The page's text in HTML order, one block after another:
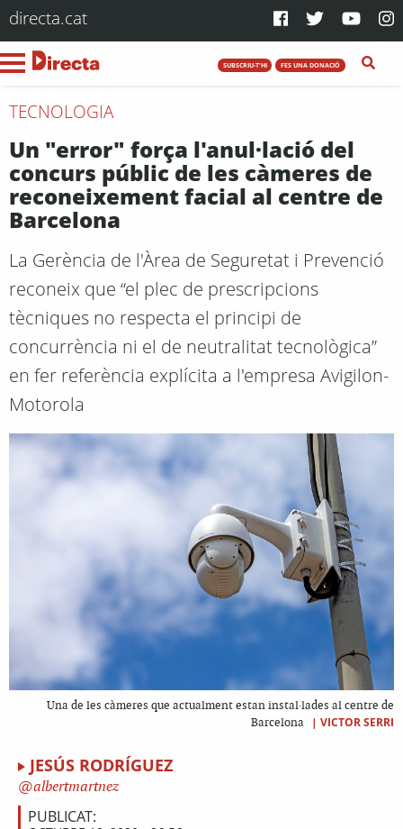
directa.cat
SUBSCRIU-T'HI FES UNA DONACIÓ
TECNOLOGIA
Un "error" força l'anul·lació del
concurs públic de les càmeres de
reconeixement facial al centre de
Barcelona
La Gerència de l'Àrea de Seguretat i Prevenció
reconeix que “el plec de prescripcions
tècniques no respecta el principi de
concurrència ni el de neutralitat tecnològica”
en fer referència explícita a l'empresa Avigilon-
Motorola
Una de les càmeres que actualment estan instal·lades al centre de
Barcelona
| VICTOR SERRI
JESÚS RODRÍGUEZ
albertmartnez
PUBLICAT: